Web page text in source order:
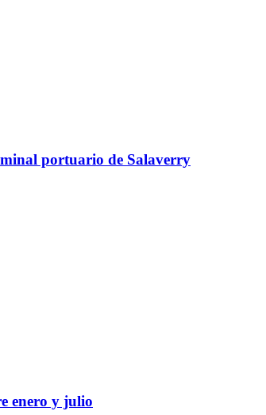
portuario de Salaverry
enero y julio